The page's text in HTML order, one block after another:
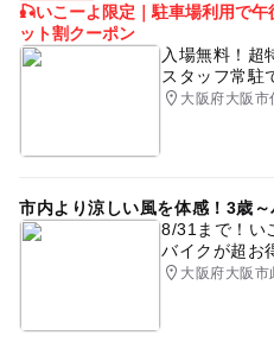
🎣いこーよ限定｜駐車場利用で
ット割クーポン
入場無料！超
スタッフ常駐
大阪府大阪市
市内より涼しい風を体感！3歳
8/31まで！い
バイクが超お
大阪府大阪市